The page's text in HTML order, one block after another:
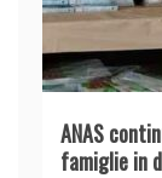
ANAS
famiglie in